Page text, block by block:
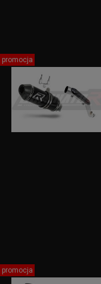
promocja
promocja